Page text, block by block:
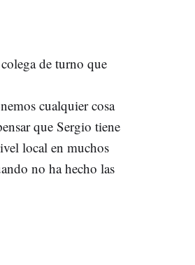
de turno que
cualquier cosa
que Sergio tiene
local en muchos
no ha hecho las